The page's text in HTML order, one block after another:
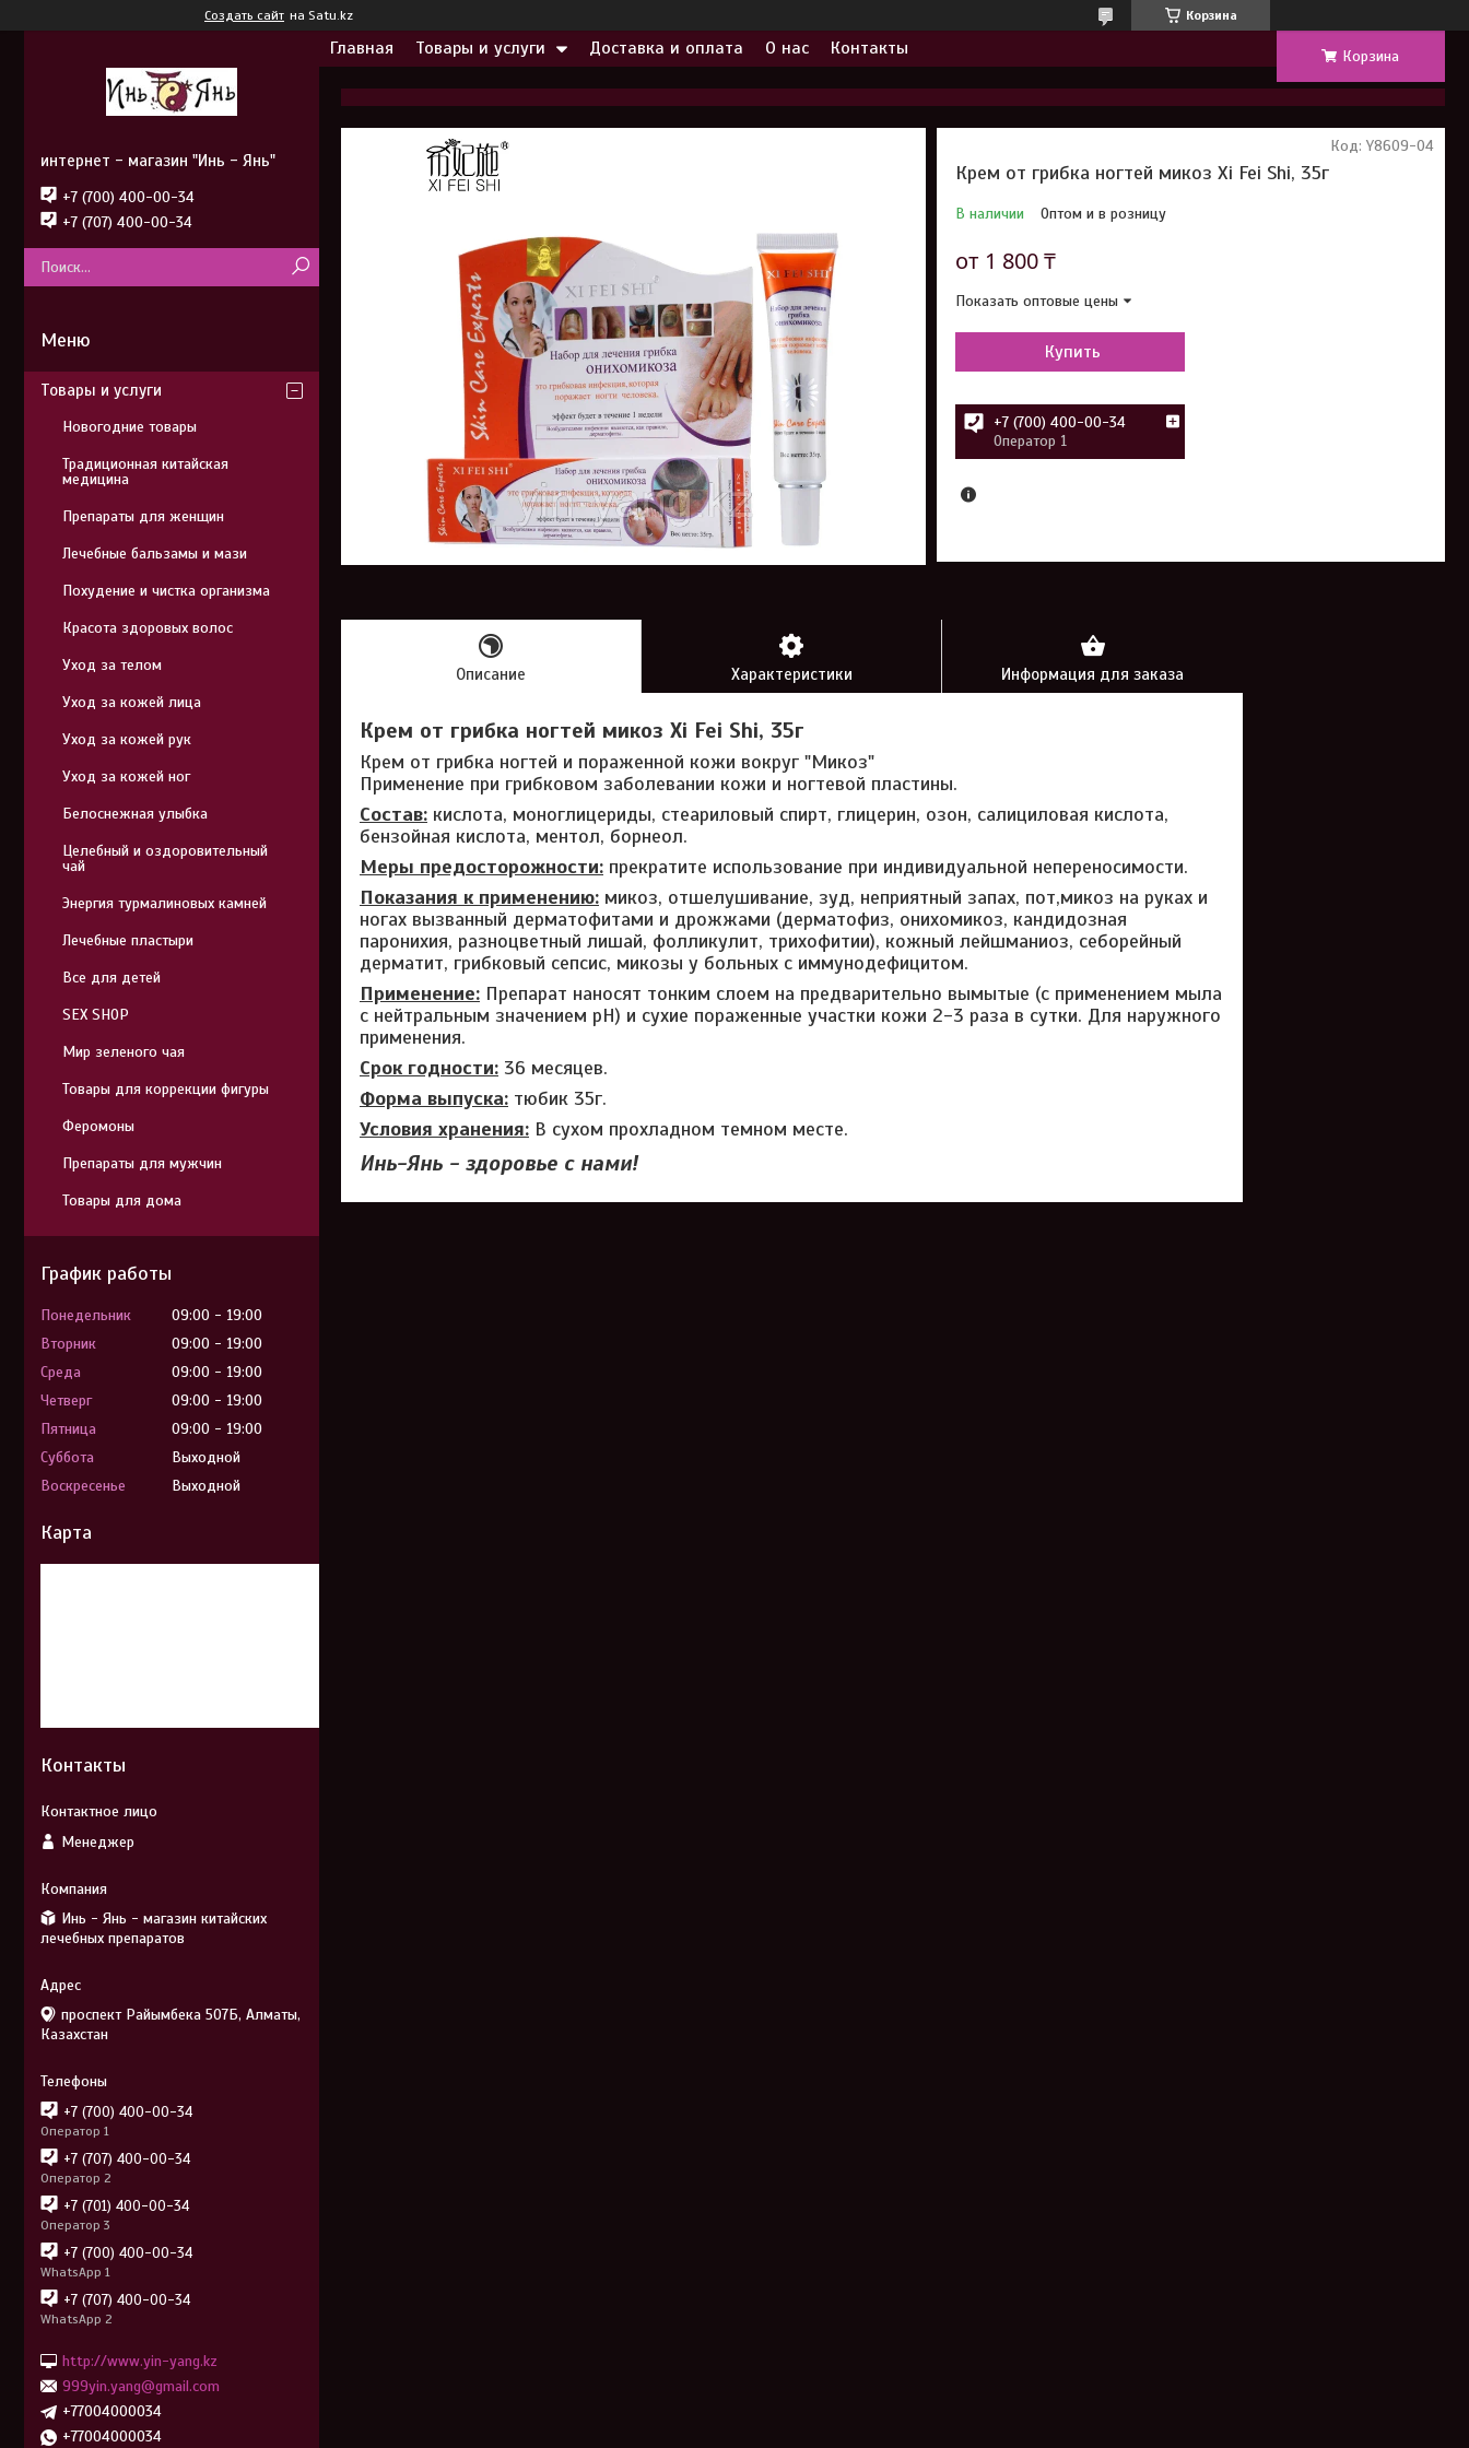
Создать сайт на Satu.kz Корзина
Главная Товары и услуги Доставка и оплата О нас Контакты Корзина
Крем от грибка ногтей микоз Xi Fei Shi, 35г
В наличии Оптом и в розницу
Код: Y8609-04
от 1 800 ₸
Показать оптовые цены
Купить
+7 (700) 400-00-34
Оператор 1
Описание Характеристики Информация для заказа
Крем от грибка ногтей микоз Xi Fei Shi, 35г
Крем от грибка ногтей и пораженной кожи вокруг "Микоз"
Применение при грибковом заболевании кожи и ногтевой пластины.
Состав: кислота, моноглицериды, стеариловый спирт, глицерин, озон, салициловая кислота,
бензойная кислота, ментол, борнеол.
Меры предосторожности: прекратите использование при индивидуальной непереносимости.
Показания к применению: микоз, отшелушивание, зуд, неприятный запах, пот,микоз на руках и
ногах вызванный дерматофитами и дрожжами (дерматофиз, онихомикоз, кандидозная
паронихия, разноцветный лишай, фолликулит, трихофитии), кожный лейшманиоз, себорейный
дерматит, грибковый сепсис, микозы у больных с иммунодефицитом.
Применение: Препарат наносят тонким слоем на предварительно вымытые (с применением мыла
с нейтральным значением pH) и сухие пораженные участки кожи 2-3 раза в сутки. Для наружного
применения.
Срок годности: 36 месяцев.
Форма выпуска: тюбик 35г.
Условия хранения: В сухом прохладном темном месте.
Инь-Янь - здоровье с нами!
интернет - магазин "Инь - Янь"
+7 (700) 400-00-34
+7 (707) 400-00-34
Товары и услуги
Новогодние товары
Традиционная китайская
медицина
Препараты для женщин
Лечебные бальзамы и мази
Похудение и чистка организма
Красота здоровых волос
Уход за телом
Уход за кожей лица
Уход за кожей рук
Уход за кожей ног
Белоснежная улыбка
Целебный и оздоровительный
чай
Энергия турмалиновых камней
Лечебные пластыри
Все для детей
SEX SHOP
Мир зеленого чая
Товары для коррекции фигуры
Феромоны
Препараты для мужчин
Товары для дома
График работы
Понедельник 09:00
19:00
Вторник
09:00
19:00
Среда
09:00
19:00
Четверг
09:00
19:00
Пятница
09:00
19:00
Суббота
Выходной
Воскресенье
Выходной
Карта
Контакты
Менеджер
Инь - Янь - магазин китайских
лечебных препаратов
проспект Райымбека 507Б, Алматы,
Казахстан
+7 (700) 400-00-34
Оператор 1
+7 (707) 400-00-34
Оператор 2
+7 (701) 400-00-34
Оператор 3
+7 (700) 400-00-34
WhatsApp 1
+7 (707) 400-00-34
WhatsApp 2
http://www.yin-yang.kz
999yin.yang@gmail.com
+77004000034
+77004000034